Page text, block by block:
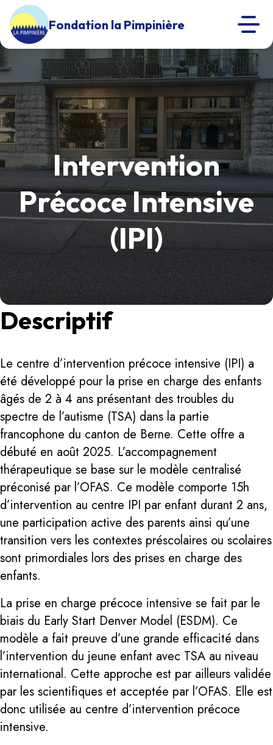
Fondation la Pimpinière
Intervention
Précoce Intensive
(IPI)
Descriptif
Le centre d’intervention précoce intensive (IPI) a
été développé pour la prise en charge des enfants
âgés de 2 à 4 ans présentant des troubles du
spectre de l’autisme (TSA) dans la partie
francophone du canton de Berne. Cette offre a
débuté en août 2025. L’accompagnement
thérapeutique se base sur le modèle centralisé
préconisé par l’OFAS. Ce modèle comporte 15h
d’intervention au centre IPI par enfant durant 2 ans,
une participation active des parents ainsi qu’une
transition vers les contextes préscolaires ou scolaires
sont primordiales lors des prises en charge des
enfants.
La prise en charge précoce intensive se fait par le
biais du Early Start Denver Model (ESDM). Ce
modèle a fait preuve d’une grande efficacité dans
l’intervention du jeune enfant avec TSA au niveau
international. Cette approche est par ailleurs validée
par les scientifiques et acceptée par l’OFAS. Elle est
donc utilisée au centre d’intervention précoce
intensive.